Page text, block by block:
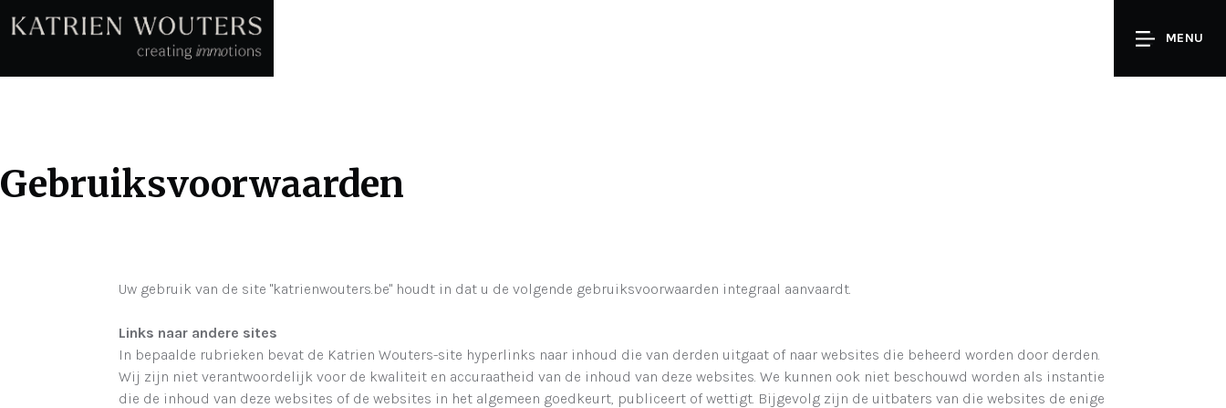
MENU
Gebruiksvoorwaarden
Uw gebruik van de site "katrienwouters.be" houdt in dat u de volgende gebruiksvoorwaarden integraal aanvaardt.
Links naar andere sites
In bepaalde rubrieken bevat de Katrien Wouters-site hyperlinks naar inhoud die van derden uitgaat of naar websites die beheerd worden door derden.
Wij zijn niet verantwoordelijk voor de kwaliteit en accuraatheid van de inhoud van deze websites. We kunnen ook niet beschouwd worden als instantie
die de inhoud van deze websites of de websites in het algemeen goedkeurt, publiceert of wettigt. Bijgevolg zijn de uitbaters van die websites de enige